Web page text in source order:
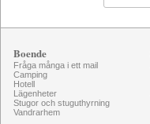
Boende
Fråga många i ett mail
Camping
Hotell
Lägenheter
Stugor och stuguthyrning
Vandrarhem